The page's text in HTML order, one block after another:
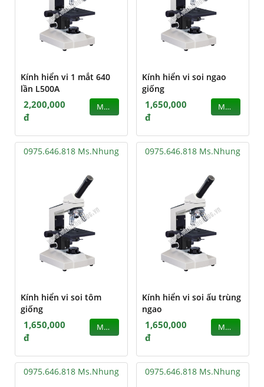
Kính hiển vi 1 mắt 640
lần L500A
2,200,000
đ
MUA
Kính hiển vi soi ngao
giống
1,650,000
đ
MUA
0975.646.818 Ms.Nhung
Kính hiển vi soi tôm
giống
1,650,000
đ
MUA
0975.646.818 Ms.Nhung
Kính hiển vi soi ấu trùng
ngao
1,650,000
đ
MUA
0975.646.818 Ms.Nhung 0975.646.818 Ms.Nhung